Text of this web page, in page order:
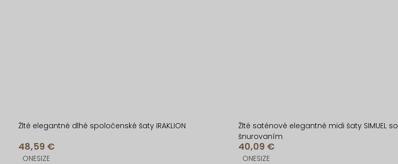
Žlté elegantné dlhé spoločenské šaty IRAKLION
48,59 €
ONESIZE
Žlté saténové elegantné midi šaty SIMUEL so
šnurovaním
40,09 €
ONESIZE